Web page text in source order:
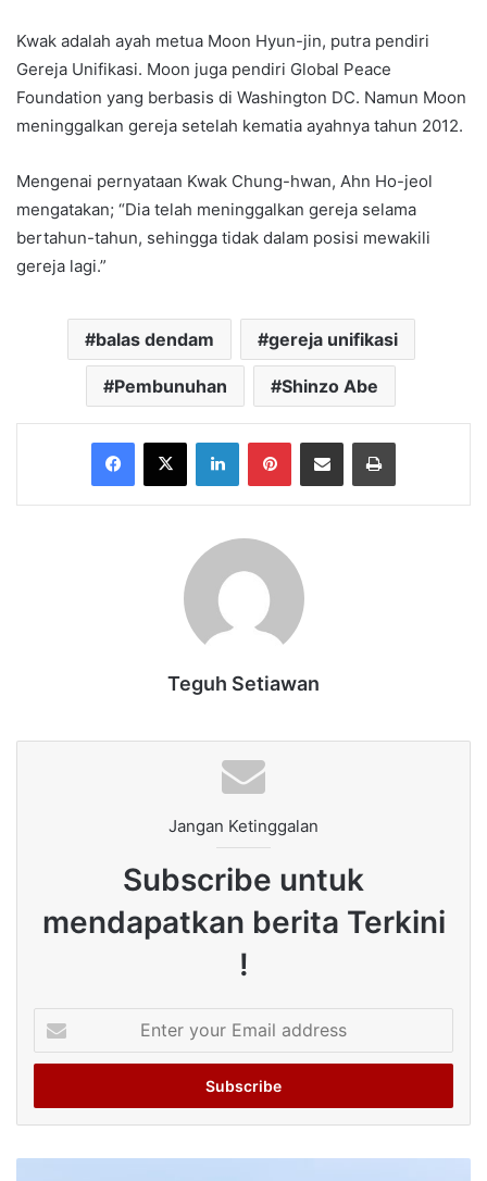
Kwak adalah ayah metua Moon Hyun-jin, putra pendiri
Gereja Unifikasi. Moon juga pendiri Global Peace
Foundation yang berbasis di Washington DC. Namun Moon
meninggalkan gereja setelah kematia ayahnya tahun 2012.
Mengenai pernyataan Kwak Chung-hwan, Ahn Ho-jeol
mengatakan; “Dia telah meninggalkan gereja selama
bertahun-tahun, sehingga tidak dalam posisi mewakili
gereja lagi.”
balas dendam gereja unifikasi
Pembunuhan Shinzo Abe
Facebook
X LinkedInPinterestShare via Email Print
Teguh Setiawan
Jangan Ketinggalan
Subscribe untuk
mendapatkan berita Terkini
!
your
Email